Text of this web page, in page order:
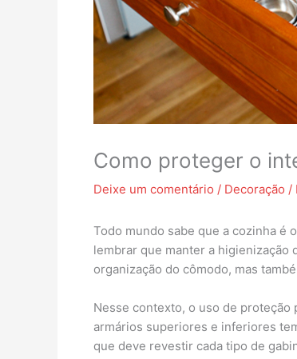
Como proteger o
Deixe um comentário / Decoração /
Todo mundo sabe que a cozinha é
lembrar que manter a higienização
organização do cômodo, mas
Nesse contexto, o uso de proteção
armários superiores e inferiores
que deve revestir cada tipo de